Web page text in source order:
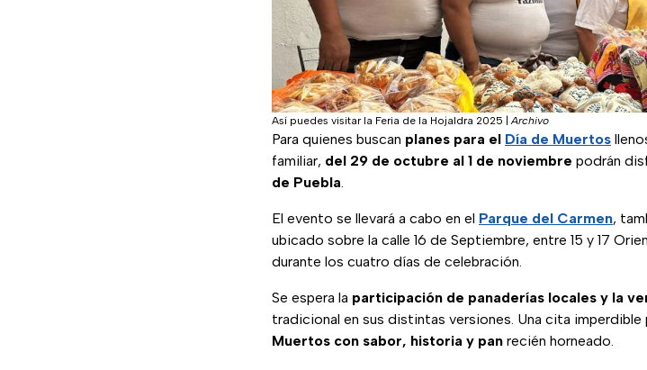
Así puedes visitar la Feria de la Hojaldra 2025 |Archivo
Para quienes buscan planes para el Día de Muertos
familiar, del 29 de octubre al 1 de noviembre podrán
de Puebla.
El evento se llevará a cabo en el Parque del Carmen,
ubicado sobre la calle 16 de Septiembre, entre 15 y 17
durante los cuatro días de celebración.
Se espera la participación de panaderías locales y la
tradicional en sus distintas versiones. Una cita imperdible
Muertos con sabor, historia y pan recién horneado.